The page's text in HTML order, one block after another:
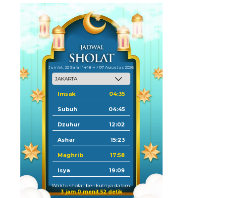
Jum'at, 22 Safar 1448 H / 07 Agustus 2026
Imsak 04:35
Subuh 04:45
Dzuhur 12:02
Ashar 15:23
Maghrib 17:58
Isya 19:09
Waktu sholat berikutnya dalam:
3 jam 0 menit 51 detik